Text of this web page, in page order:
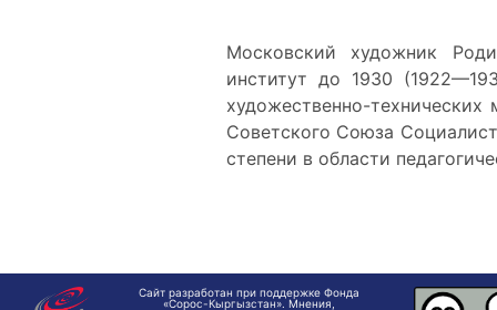
Московский художник
институт до 1930
художественно-
Советского Союза
степени в области
Сайт разработан при поддержке Фонда
«Сорос-Кыргызстан». Мнения,